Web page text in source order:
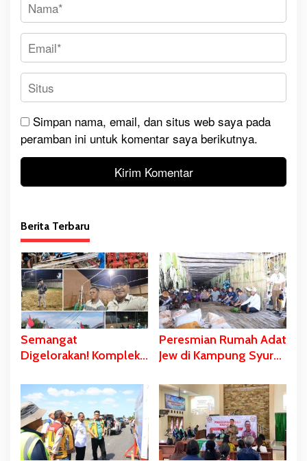
Simpan nama, email, dan situs web saya pada
peramban ini untuk komentar saya berikutnya.
Berita Terbaru
Semangat
Digelorakan! Komplek
‘Didandani,’
Kepanitiaan HUT RI ke-
81 Terbentuk,
Sejumlah Kegiatan
Dihelat
Peresmian Rumah Adat
Jew di Kampung Syuru-
Gubernur Safanpo